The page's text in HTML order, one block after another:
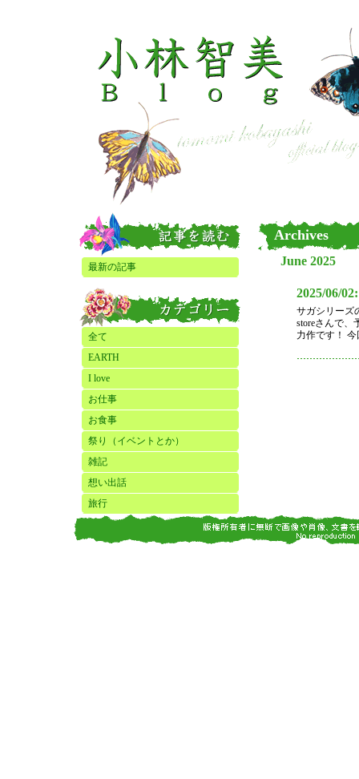
最新の記事
全て
EARTH
I love
お仕事
お食事
祭り（イベントとか）
雑記
想い出話
旅行
Archives
June 2025
2025/06/
サガシリーズ
storeさんで、
力作です！